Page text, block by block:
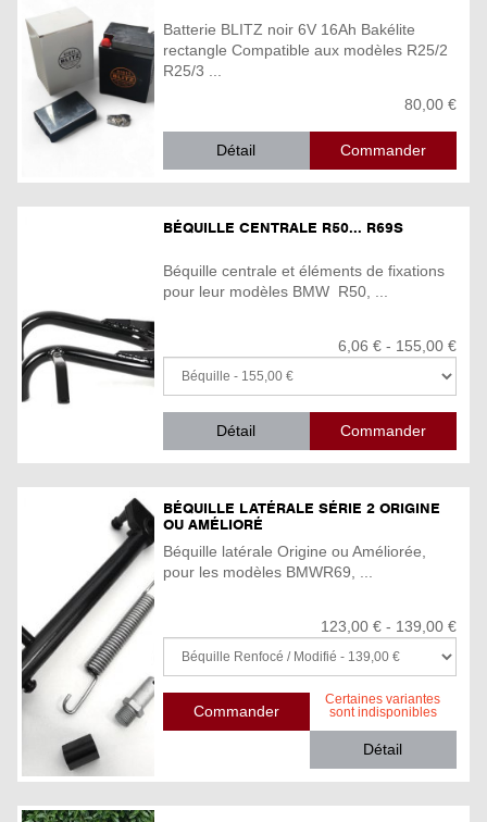
Batterie BLITZ noir 6V 16Ah Bakélite
rectangle Compatible aux modèles R25/2
R25/3 ...
80,00 €
Détail
BÉQUILLE CENTRALE R50... R69S
Béquille centrale et éléments de fixations
pour leur modèles BMW R50, ...
6,06 € - 155,00 €
Détail
BÉQUILLE LATÉRALE SÉRIE 2 ORIGINE
OU AMÉLIORÉ
Béquille latérale Origine ou Améliorée,
pour les modèles BMWR69, ...
123,00 € - 139,00 €
Certaines variantes
sont indisponibles
Détail